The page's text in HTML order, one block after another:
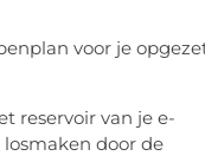
voor je
reservoir van je e-
door de